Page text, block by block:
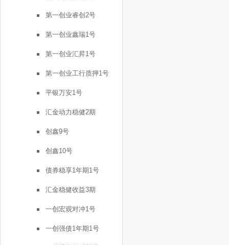
第一创业睿创2号
第一创业鑫瑞1号
第一创业汇昇1号
第一创业工行质押1号
平银万安1号
汇金动力稳健2期
创鑫9号
创鑫10号
债券稳享1年期1号
汇金稳健收益3期
一创宏观对冲1号
一创强债1年期1号